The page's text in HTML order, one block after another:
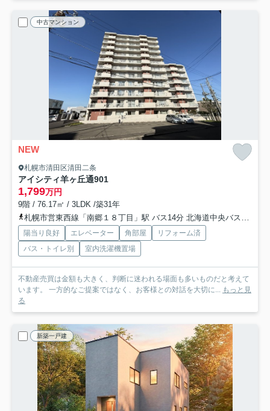
中古マンション
NEW
札幌市清田区清田二条
アイシティ羊ヶ丘通901
1,799万円
9階 / 76.17㎡ / 3LDK /築31年
札幌市営東西線「南郷１８丁目」駅 バス14分 北海道中央バス「清田3条2丁目」 停歩5分
陽当り良好 エレベーター 角部屋
リフォーム済
バス・トイレ別
室内洗濯機置場
不動産売買は金額も大きく、判断に迷われる場面も多いものだと考えて
います。 一方的なご提案ではなく、お客様との対話を大切に...
もっと見
る
新築一戸建